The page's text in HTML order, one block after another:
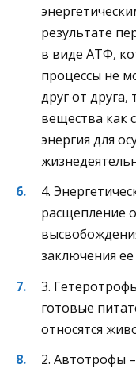
результате
в виде АТФ,
процессы не
друг от друга,
вещества как
энергия для
4.
расщепление
заключения
3.
готовые
относятся
2. Автотрофы